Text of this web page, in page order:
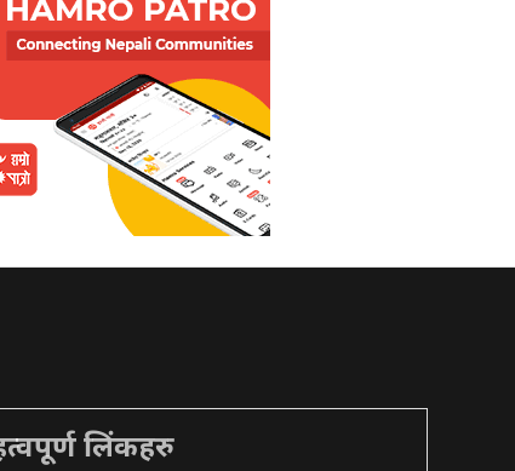
लिंकहरु